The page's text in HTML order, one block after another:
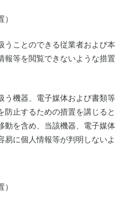
うことのできる従業者および本
報等を閲覧できないような措置
う機器、電子媒体および書類等
防止するための措置を講じると
動を含め、当該機器、電子媒体
易に個人情報等が判明しないよ